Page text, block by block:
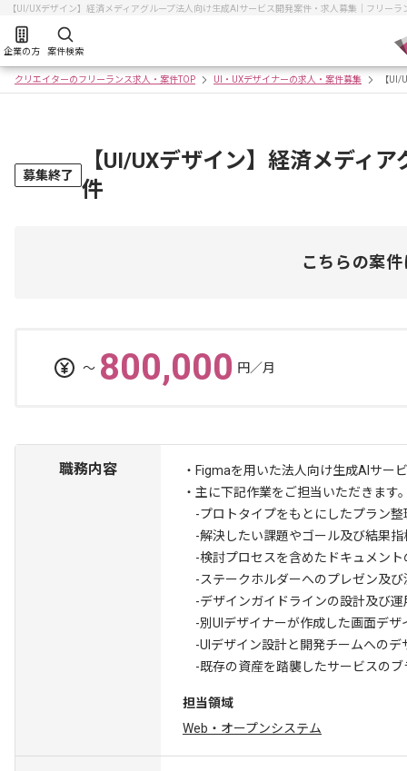
【UI/UXデザイン】経済メディアグループ法人向け生成AIサービス開発案件・求人募集｜フリー
企業の方 案件検索
クリエイターのフリーランス求人・案件TOP UI・UXデザイナーの求人・案件募集 【UI/
募集終了
【UI/UXデザイン】経済メディ
件
こちらの案
〜 800,000 円／月
職務内容
・Figmaを用いた法人向け生成AIサー
・主に下記作業をご担当いただきます
-プロトタイプをもとにしたプラン整
-解決したい課題やゴール及び結果指
-検討プロセスを含めたドキュメント
-ステークホルダーへのプレゼン及び
-デザインガイドラインの設計及び運
-別UIデザイナーが作成した画面デザ
-UIデザイン設計と開発チームへのデ
-既存の資産を踏襲したサービスのブ
担当領域
Web・オープンシステム